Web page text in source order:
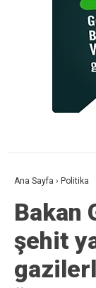
Ana Sayfa › Politika
Bakan
şehit